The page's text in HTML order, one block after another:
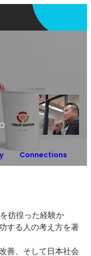
Connections
彷徨った経験か
する人の考え方を著
善、そして日本社会